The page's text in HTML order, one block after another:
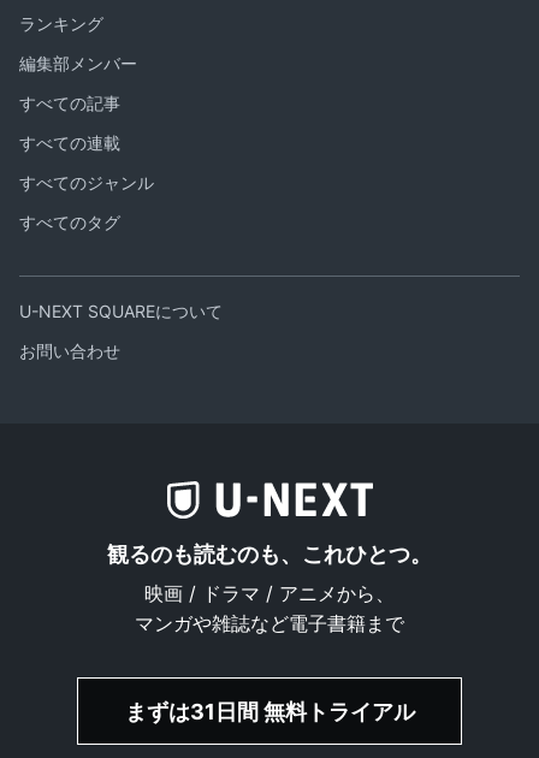
ランキング
編集部メンバー
すべての記事
すべての連載
すべてのジャンル
すべてのタグ
U-NEXT SQUAREについて
お問い合わせ
観るのも読むのも、これひとつ。
映画 / ドラマ / アニメから、
マンガや雑誌など電子書籍まで
まずは31日間 無料トライアル